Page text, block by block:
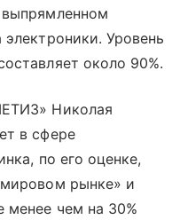
выпрямленном
Уровень
около 90%.
Николая
в сфере
по его оценке,
мировом рынке» и
менее чем на 30%